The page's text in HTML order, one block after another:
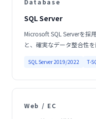
Database
SQL Server
Microsoft SQL Serverを採
と、確実なデータ整合性を
SQL Server 2019/2022 T-
Web / EC